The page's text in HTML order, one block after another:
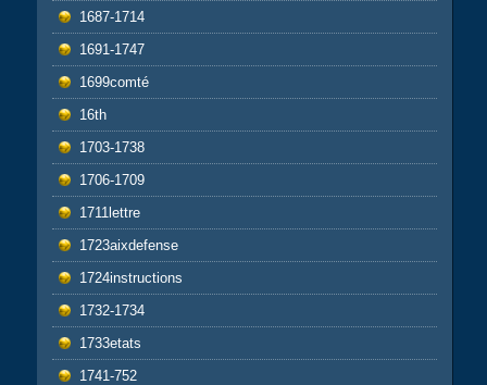
1687-1714
1691-1747
1699comté
16th
1703-1738
1706-1709
1711lettre
1723aixdefense
1724instructions
1732-1734
1733etats
1741-752